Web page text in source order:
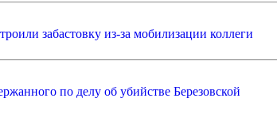
забастовку из-за мобилизации коллеги
по делу об убийстве Березовской